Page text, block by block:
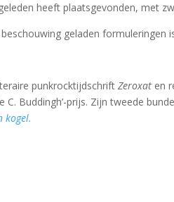
heeft plaatsgevonden, met
geladen
punkrocktijdschriftZeroxat en
C. Buddingh’-prijs. Zijn tweede
kogel.